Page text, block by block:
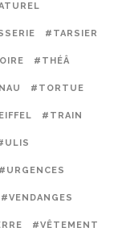
#TARSIER
#THÉÂ
#TORTUE
#TRAIN
#URGENCES
#VENDANGES
#VÊTEMENT